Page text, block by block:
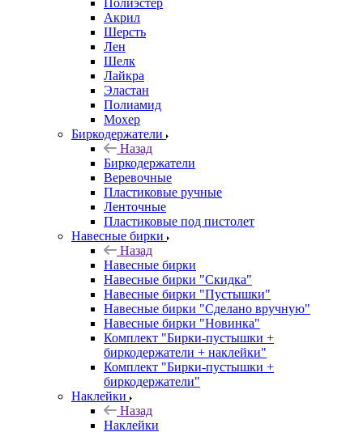
Полиэстер
Акрил
Шерсть
Лен
Шелк
Лайкра
Эластан
Полиамид
Мохер
Биркодержатели
Назад
Биркодержатели
Веревочные
Пластиковые ручные
Ленточные
Пластиковые под пистолет
Навесные бирки
Назад
Навесные бирки
Навесные бирки "Скидка"
Навесные бирки "Пустышки"
Навесные бирки "Сделано вручную"
Навесные бирки "Новинка"
Комплект "Бирки-пустышки +
биркодержатели + наклейки"
Комплект "Бирки-пустышки +
биркодержатели"
Наклейки
Назад
Наклейки